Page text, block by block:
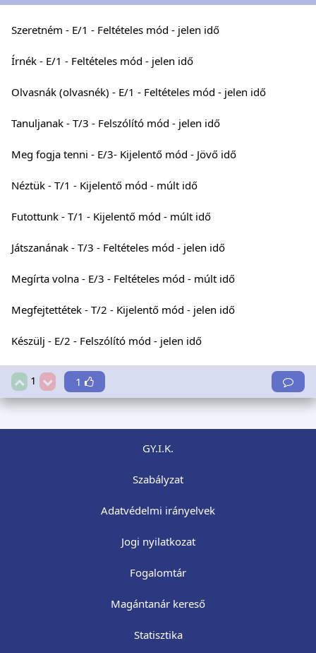
Szeretném - E/1 - Feltételes mód - jelen idő
Írnék - E/1 - Feltételes mód - jelen idő
Olvasnák (olvasnék) - E/1 - Feltételes mód - jelen idő
Tanuljanak - T/3 - Felszólító mód - jelen idő
Meg fogja tenni - E/3- Kijelentő mód - Jövő idő
Néztük - T/1 - Kijelentő mód - múlt idő
Futottunk - T/1 - Kijelentő mód - múlt idő
Játszanának - T/3 - Feltételes mód - jelen idő
Megírta volna - E/3 - Feltételes mód - múlt idő
Megfejtettétek - T/2 - Kijelentő mód - jelen idő
Készülj - E/2 - Felszólító mód - jelen idő
1 1
GY.I.K.
Szabályzat
Adatvédelmi irányelvek
Jogi nyilatkozat
Fogalomtár
Magántanár kereső
Statisztika